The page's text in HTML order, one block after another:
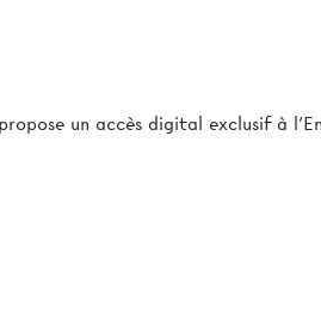
un accès digital exclusif à